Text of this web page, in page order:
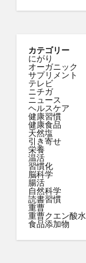
カテゴリー
にがり
オーガニック
サプリメント
テレビ
ニチガ
ニュース
ヘルスケア
健康習慣
健康食品
天然塩
引き寄せ
栄養
温活
習慣化
脳科学
腸活
自然科学
読書習慣
重曹
重曹クエン酸水
食品添加物